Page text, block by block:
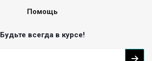
Помощь
Будьте всегда в курсе!